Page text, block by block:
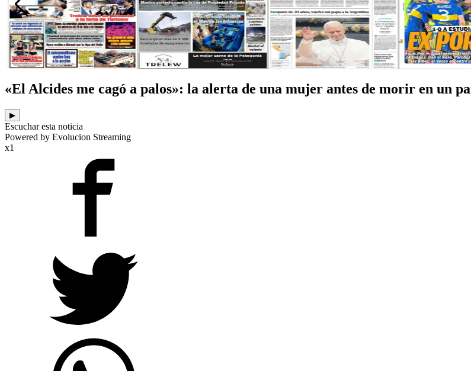
«El Alcides me cagó a palos»: la alerta de una mujer antes de morir en un
▶
Escuchar esta noticia
Powered by Evolucion Streaming
x1